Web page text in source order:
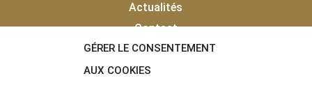
GÉRER LE CONSENTEMENT
AUX COOKIES
Actualités
Contact
Vendu
Laisser un avis client